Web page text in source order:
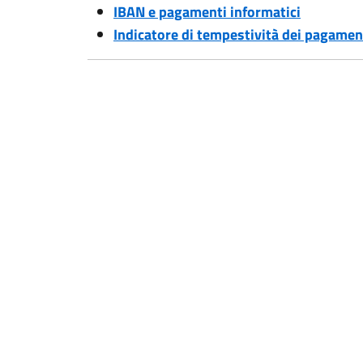
IBAN e pagamenti informatici
Indicatore di tempestività dei